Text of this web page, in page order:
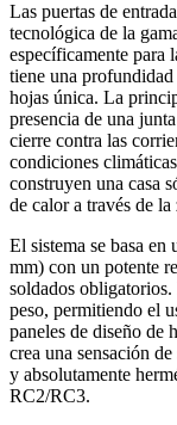
Las puertas de
tecnológica de la
específicamente para
tiene una
hojas única. La
presencia de una
cierre contra las
condiciones
construyen una casa
de calor a través de la
El sistema se basa
mm) con un potente
soldados obligatorios.
peso, permitiendo el
paneles de diseño de
crea una sensación
y absolutamente
RC2/RC3.